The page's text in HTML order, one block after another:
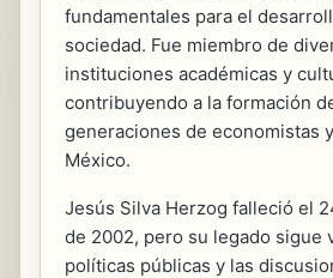
fundamentales para el
sociedad. Fue miembro de
instituciones académicas y
contribuyendo a la formación
generaciones de economistas
México.
Jesús Silva Herzog falleció el
de 2002, pero su legado sigue
políticas públicas y las